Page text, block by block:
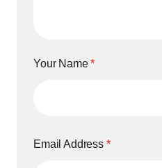
Your Name*
Email Address *